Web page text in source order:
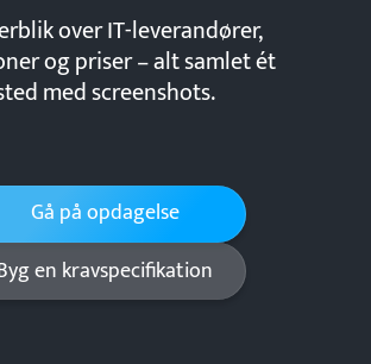
over IT-leverandører,
og priser – alt samlet ét
med screenshots.
Gå på opdagelse
en kravspecifikation